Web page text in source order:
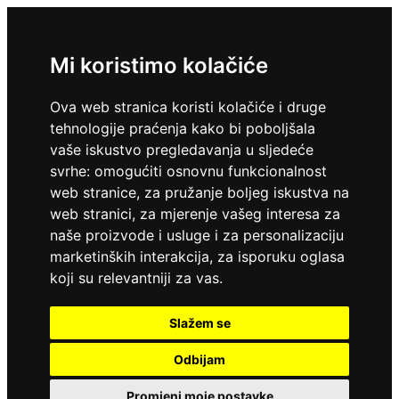
Mi koristimo kolačiće
Ova web stranica koristi kolačiće i druge
tehnologije praćenja kako bi poboljšala
vaše iskustvo pregledavanja u sljedeće
svrhe: omogućiti osnovnu funkcionalnost
web stranice, za pružanje boljeg iskustva na
web stranici, za mjerenje vašeg interesa za
naše proizvode i usluge i za personalizaciju
marketinških interakcija, za isporuku oglasa
koji su relevantniji za vas.
Slažem se
Odbijam
Promjeni moje postavke